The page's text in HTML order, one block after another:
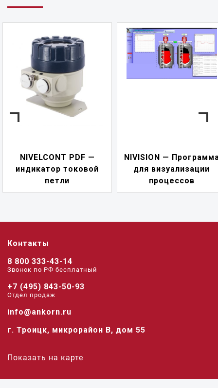
NIVELCONT PDF —
индикатор токовой
петли
NIVISION —
для визуализации
процессов
Контакты
8 800 333-43-14
Звонок по РФ беcплатный
+7 (495) 843-50-93
Отдел продаж
info@ankorn.ru
г. Троицк, микрорайон В, дом 55
Показать на карте